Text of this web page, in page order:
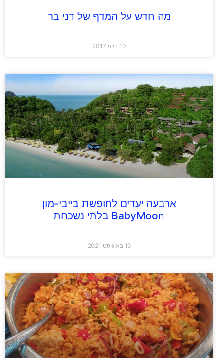
מה חדש על המדף של דני בר
10 ביוני 2017
ארבעה יעדים לחופשת בייבי-מון
BabyMoon בלתי נשכחת
19 באוגוסט 2021